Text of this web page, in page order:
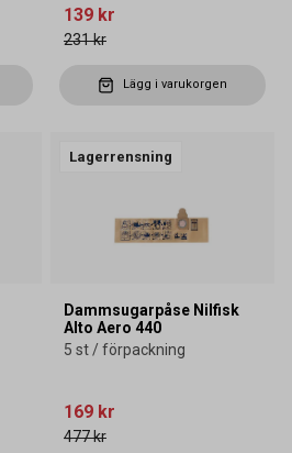
139 kr
231 kr
Lägg i varukorgen
Lagerrensning
Dammsugarpåse Nilfisk
Alto Aero 440
5 st / förpackning
169 kr
477 kr